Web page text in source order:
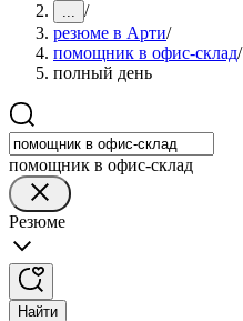
... /
резюме в Арти/
помощник в офис-склад/
полный день
помощник в офис-склад
Резюме
Найти